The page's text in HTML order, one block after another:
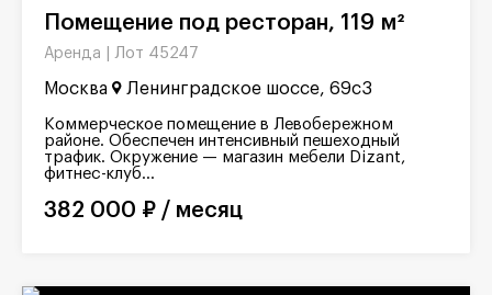
Помещение под ресторан, 119 м²
Аренда | Лот 45247
Москва Ленинградское шоссе, 69с3
Коммерческое помещение в Левобережном
районе. Обеспечен интенсивный пешеходный
трафик. Окружение — магазин мебели Dizant,
фитнес-клуб...
382 000 ₽ / месяц